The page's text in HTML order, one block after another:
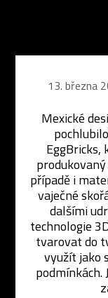
13. března
Mexické
případě i
vaječné
dalšími
technologie
tvarovat do
využít jako